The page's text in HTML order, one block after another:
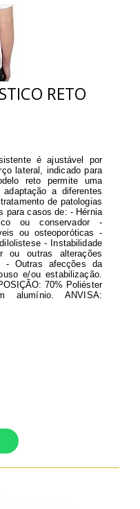
RETO
é ajustável por
lateral, indicado para
reto permite uma
a diferentes
de patologias
para casos de: - Hérnia
ou conservador -
ou osteoporóticas -
- Instabilidade
ou outras alterações
- Outras afecções da
e/ou estabilização.
70% Poliéster
alumínio. ANVISA: